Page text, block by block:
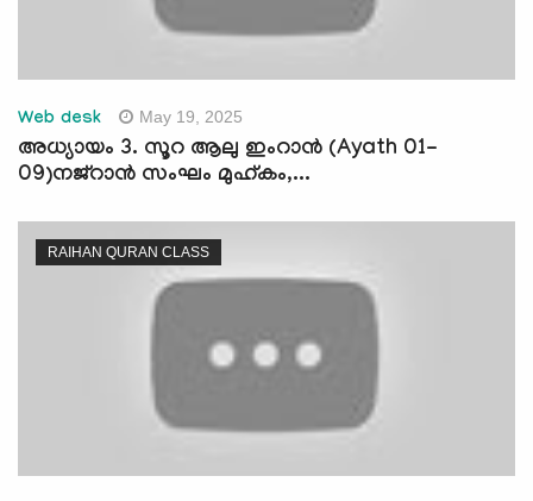
Web desk May 19, 2025
അധ്യായം 3. സൂറ ആലു ഇംറാന്‍ (Ayath 01-
09)നജ്‌റാൻ സംഘം മുഹ്‌കം,...
RAIHAN QURAN CLASS